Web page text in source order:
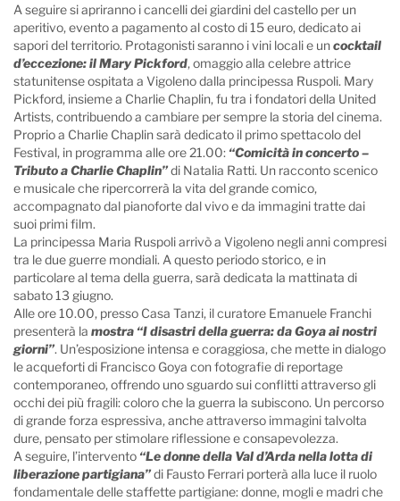
A seguire si apriranno i cancelli dei giardini del castello per un
aperitivo, evento a pagamento al costo di 15 euro, dedicato ai
sapori del territorio. Protagonisti saranno i vini locali e uncocktail
d’eccezione: il Mary Pickford, omaggio alla celebre attrice
statunitense ospitata a Vigoleno dalla principessa Ruspoli. Mary
Pickford, insieme a Charlie Chaplin, fu tra i fondatori della United
Artists, contribuendo a cambiare per sempre la storia del cinema.
Proprio a Charlie Chaplin sarà dedicato il primo spettacolo del
Festival, in programma alle ore 21.00: “Comicità in concerto –
Tributo a Charlie Chaplin”di Natalia Ratti. Un racconto scenico
e musicale che ripercorrerà la vita del grande comico,
accompagnato dal pianoforte dal vivo e da immagini tratte dai
suoi primi film.
La principessa Maria Ruspoli arrivò a Vigoleno negli anni compresi
tra le due guerre mondiali. A questo periodo storico, e in
particolare al tema della guerra, sarà dedicata la mattinata di
sabato 13 giugno.
Alle ore 10.00, presso Casa Tanzi, il curatore Emanuele Franchi
presenterà la mostra “I disastri della guerra: da Goya ai nostri
giorni”. Un’esposizione intensa e coraggiosa, che mette in dialogo
le acqueforti di Francisco Goya con fotografie di reportage
contemporaneo, offrendo uno sguardo sui conflitti attraverso gli
occhi dei più fragili: coloro che la guerra la subiscono. Un percorso
di grande forza espressiva, anche attraverso immagini talvolta
dure, pensato per stimolare riflessione e consapevolezza.
A seguire, l’intervento “Le donne della Val d’Arda nella lotta di
liberazione partigiana”di Fausto Ferrari porterà alla luce il ruolo
fondamentale delle staffette partigiane: donne, mogli e madri che